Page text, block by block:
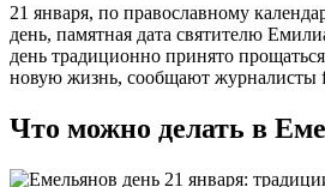
21 января, по православному
день, памятная дата святителю
день традиционно принято
новую жизнь, сообщают журналисты
Что можно делать в